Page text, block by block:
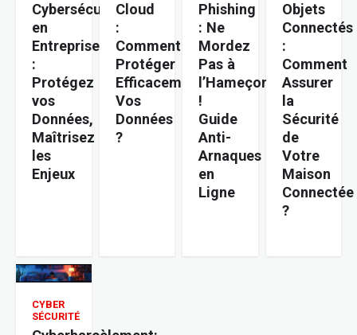
Cybersécurité
en
Entreprise
:
Protégez
vos
Données,
Maîtrisez
les
Enjeux
Cloud
:
Comment
Protéger
Efficacement
Vos
Données
?
Phishing
: Ne
Mordez
Pas à
l’Hameçon
!
Guide
Anti-
Arnaques
en
Ligne
Objets
Connectés
:
Comment
Assurer
la
Sécurité
de
Votre
Maison
Connectée
?
CYBER
SÉCURITÉ